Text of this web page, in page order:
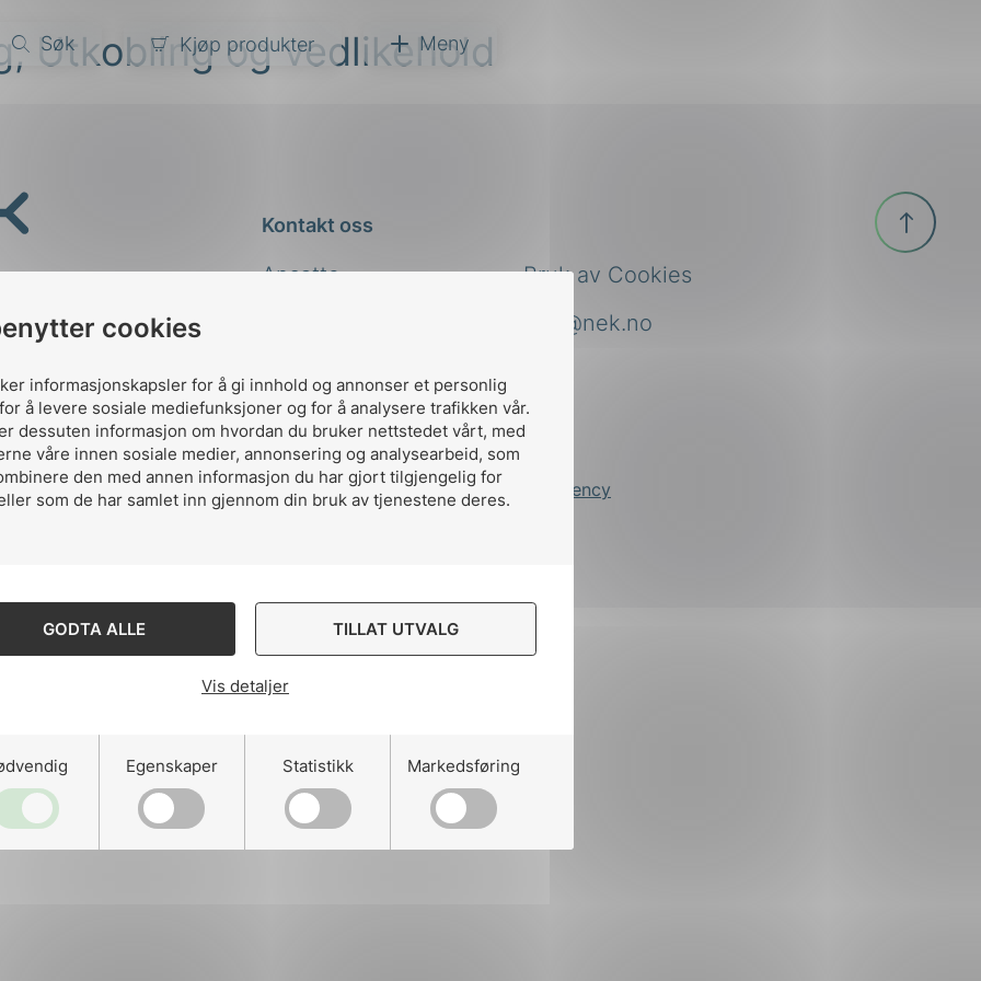
cookies
informasjonskapsler for å gi innhold og annonser et personlig
å levere sosiale mediefunksjoner og for å analysere trafikken vår.
dessuten informasjon om hvordan du bruker nettstedet vårt, med
våre innen sosiale medier, annonsering og analysearbeid, som
den med annen informasjon du har gjort tilgjengelig for
som de har samlet inn gjennom din bruk av tjenestene deres.
GODTA ALLE TILLAT UTVALG
Vis detaljer
Egenskaper Statistikk Markedsføring
Søk Kjøp produkter Meny
Utkobling og vedlikehold
Kontakt oss
Ansatte
nek@nek.no
Bruk av Cookies
Designed and developed by Stem Agency
Til
toppen